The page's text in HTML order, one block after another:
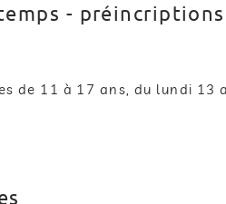
- préincriptions
de 11 à 17 ans, du lundi 13